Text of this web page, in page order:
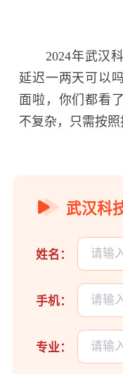
2024年武汉科
延迟一两天可以
面啦，你们都看
不复杂，只需按照
武汉科
姓名：
手机：
专业：